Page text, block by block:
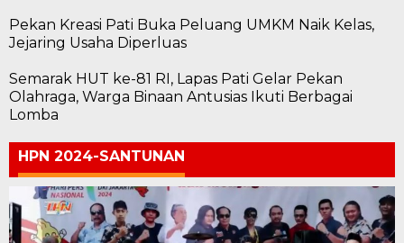
Pekan Kreasi Pati Buka Peluang UMKM Naik Kelas,
Jejaring Usaha Diperluas
Semarak HUT ke-81 RI, Lapas Pati Gelar Pekan
Olahraga, Warga Binaan Antusias Ikuti Berbagai
Lomba
HPN 2024-SANTUNAN